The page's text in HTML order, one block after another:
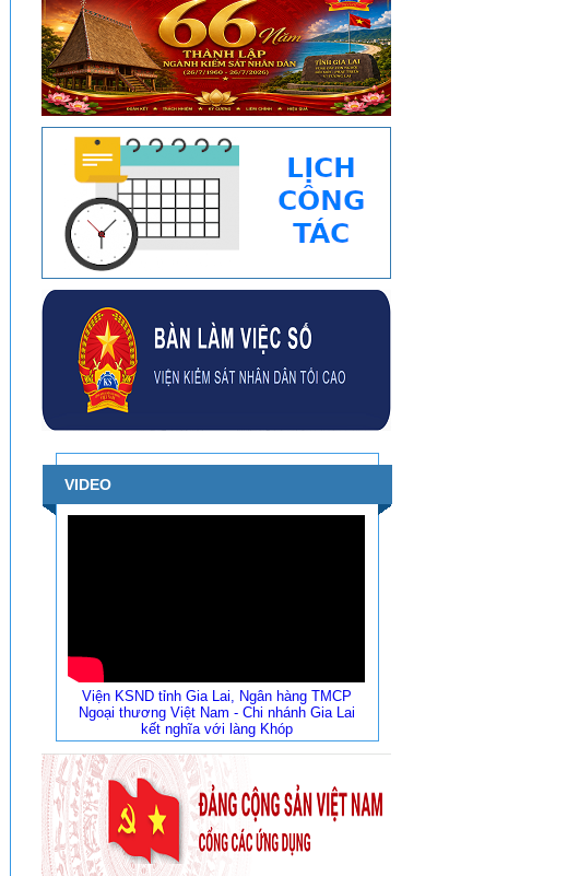
VIDEO
Viện KSND tỉnh Gia Lai, Ngân hàng TMCP
Ngoại thương Việt Nam - Chi nhánh Gia Lai
kết nghĩa với làng Khóp